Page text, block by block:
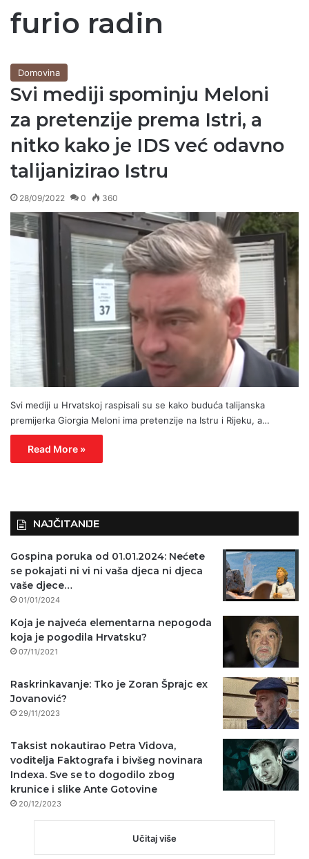
furio radin
Domovina
Svi mediji spominju Meloni
za pretenzije prema Istri, a
nitko kako je IDS već odavno
talijanizirao Istru
28/09/2022 0 360
Svi mediji u Hrvatskoj raspisali su se kako buduća talijanska
premijerka Giorgia Meloni ima pretenzije na Istru i Rijeku, a…
Read More »
NAJČITANIJE
Gospina poruka od 01.01.2024: Nećete
se pokajati ni vi ni vaša djeca ni djeca
vaše djece…
01/01/2024
Koja je najveća elementarna nepogoda
koja je pogodila Hrvatsku?
07/11/2021
Raskrinkavanje: Tko je Zoran Šprajc ex
Jovanović?
29/11/2023
Taksist nokautirao Petra Vidova,
voditelja Faktografa i bivšeg novinara
Indexa. Sve se to dogodilo zbog
krunice i slike Ante Gotovine
20/12/2023
Učitaj više